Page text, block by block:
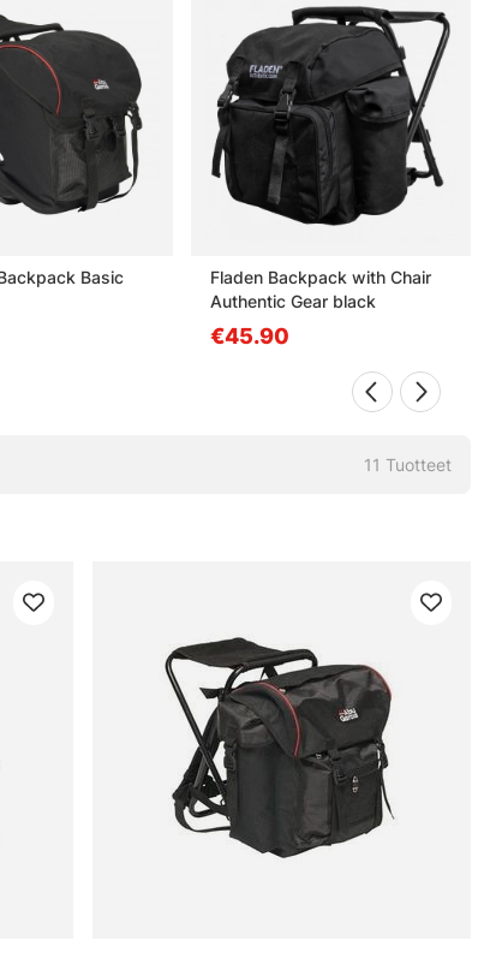
Basic
Fladen Backpack with Chair
Authentic Gear black
€45.90
11 Tuotteet